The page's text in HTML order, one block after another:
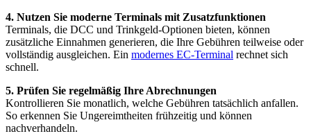
4. Nutzen Sie moderne Terminals mit Zusatzfunktionen
Terminals, die DCC und Trinkgeld-Optionen bieten, können
zusätzliche Einnahmen generieren, die Ihre Gebühren teilweise oder
vollständig ausgleichen. Ein modernes EC-Terminal rechnet sich
schnell.
5. Prüfen Sie regelmäßig Ihre Abrechnungen
Kontrollieren Sie monatlich, welche Gebühren tatsächlich anfallen.
So erkennen Sie Ungereimtheiten frühzeitig und können
nachverhandeln.